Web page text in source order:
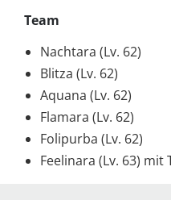
Team
Nachtara (Lv. 62)
Blitza (Lv. 62)
Aquana (Lv. 62)
Flamara (Lv. 62)
Folipurba (Lv. 62)
Feelinara (Lv. 63)